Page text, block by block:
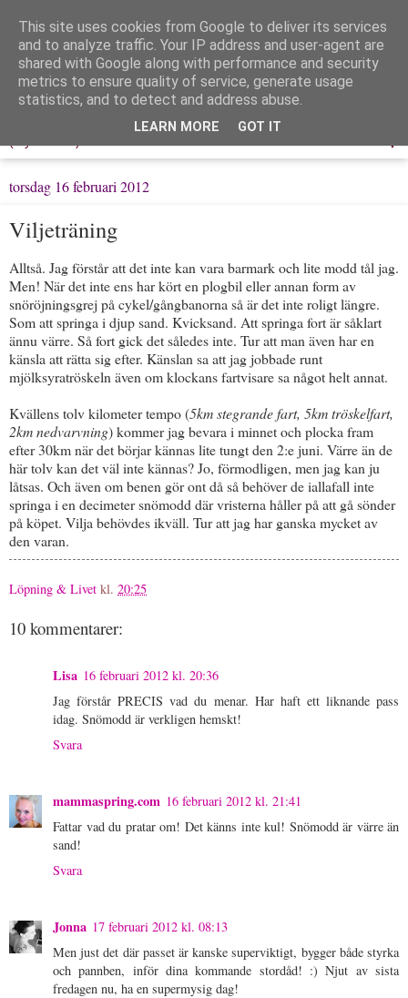
Löpning & Livet
Mitt liv, mina tankar & min träning
▼
torsdag 16 februari 2012
Viljeträning
Alltså. Jag förstår att det inte kan vara barmark och lite modd tål jag.
Men! När det inte ens har kört en plogbil eller annan form av
snöröjningsgrej på cykel/gångbanorna så är det inte roligt längre.
Som att springa i djup sand. Kvicksand. Att springa fort är såklart
ännu värre. Så fort gick det således inte. Tur att man även har en
känsla att rätta sig efter. Känslan sa att jag jobbade runt
mjölksyratröskeln även om klockans fartvisare sa något helt annat.
Kvällens tolv kilometer tempo (5km stegrande fart, 5km tröskelfart,
2km nedvarvning) kommer jag bevara i minnet och plocka fram
efter 30km när det börjar kännas lite tungt den 2:e juni. Värre än de
här tolv kan det väl inte kännas? Jo, förmodligen, men jag kan ju
låtsas. Och även om benen gör ont då så behöver de iallafall inte
springa i en decimeter snömodd där vristerna håller på att gå sönder
på köpet. Vilja behövdes ikväll. Tur att jag har ganska mycket av
den varan.
Löpning & Livet kl. 20:25
10 kommentarer:
Lisa 16 februari 2012 kl. 20:36
Jag förstår PRECIS vad du menar. Har haft ett liknande pass
idag. Snömodd är verkligen hemskt!
Svara
mammaspring.com 16 februari 2012 kl. 21:41
Fattar vad du pratar om! Det känns inte kul! Snömodd är värre än
sand!
Svara
Jonna 17 februari 2012 kl. 08:13
Men just det där passet är kanske superviktigt, bygger både styrka
och pannben, inför dina kommande stordåd! :) Njut av sista
fredagen nu, ha en supermysig dag!
This site uses cookies from Google to deliver its services
and to analyze traffic. Your IP address and user-agent are
shared with Google along with performance and security
metrics to ensure quality of service, generate usage
statistics, and to detect and address abuse.
LEARN MORE GOT IT